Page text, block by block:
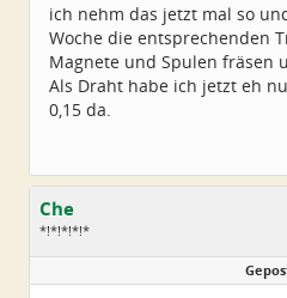
ich nehm das jetzt mal so
Woche die entsprechenden
Magnete und Spulen fräsen
Als Draht habe ich jetzt eh
0,15 da.
Che
*!*!*!*!*
Geschlecht:
Alter:
72